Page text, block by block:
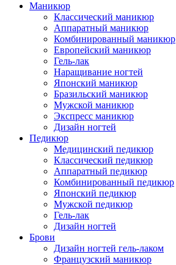
Маникюр
Классический маникюр
Аппаратный маникюр
Комбинированный маникюр
Европейский маникюр
Гель-лак
Наращивание ногтей
Японский маникюр
Бразильский маникюр
Мужской маникюр
Экспресс маникюр
Дизайн ногтей
Педикюр
Медицинский педикюр
Классический педикюр
Аппаратный педикюр
Комбинированный педикюр
Японский педикюр
Мужской педикюр
Гель-лак
Дизайн ногтей
Брови
Дизайн ногтей гель-лаком
Французский маникюр